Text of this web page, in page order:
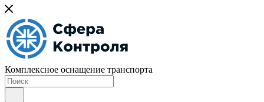
Комплексное оснащение транспорта